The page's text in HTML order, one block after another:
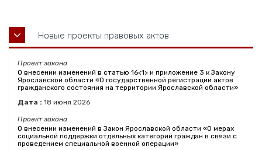
Новые проекты правовых актов
Проект закона
О внесении изменений в статью 16<1> и приложение 3 к Закону
Ярославской области «О государственной регистрации актов
гражданского состояния на территории Ярославской области»
Дата : 18 июня 2026
Проект закона
О внесении изменений в Закон Ярославской области «О мерах
социальной поддержки отдельных категорий граждан в связи с
проведением специальной военной операции»